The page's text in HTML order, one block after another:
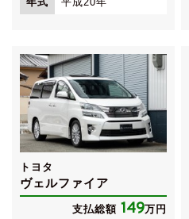
トヨタ
ヴェルファイア
支払総額 149万円